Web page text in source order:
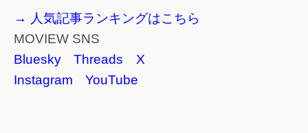
→ 人気記事ランキングはこちら
MOVIEW SNS
Bluesky
Threads
X
Instagram
YouTube